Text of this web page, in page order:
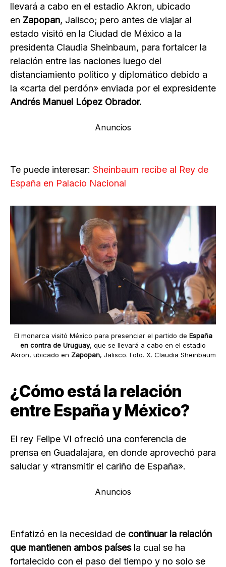
llevará a cabo en el estadio Akron, ubicado
en Zapopan, Jalisco; pero antes de viajar al
estado visitó en la Ciudad de México a la
presidenta Claudia Sheinbaum, para fortalcer la
relación entre las naciones luego del
distanciamiento político y diplomático debido a
la «carta del perdón» enviada por el expresidente
Andrés Manuel López Obrador.
Anuncios
Te puede interesar: Sheinbaum recibe al Rey de
España en Palacio Nacional
El monarca visitó México para presenciar el partido de España
en contra de Uruguay, que se llevará a cabo en el estadio
Akron, ubicado en Zapopan, Jalisco. Foto. X. Claudia Sheinbaum
¿Cómo está la relación
entre España y México?
El rey Felipe VI ofreció una conferencia de
prensa en Guadalajara, en donde aprovechó para
saludar y «transmitir el cariño de España».
Anuncios
Enfatizó en la necesidad de continuar la relación
que mantienen ambos paísesla cual se ha
fortalecido con el paso del tiempo y no solo se